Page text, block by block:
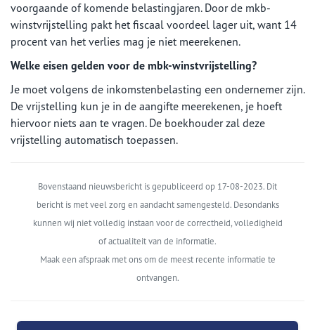
voorgaande of komende belastingjaren. Door de mkb-
winstvrijstelling pakt het fiscaal voordeel lager uit, want 14
procent van het verlies mag je niet meerekenen.
Welke eisen gelden voor de mbk-winstvrijstelling?
Je moet volgens de inkomstenbelasting een ondernemer zijn.
De vrijstelling kun je in de aangifte meerekenen, je hoeft
hiervoor niets aan te vragen. De boekhouder zal deze
vrijstelling automatisch toepassen.
Bovenstaand nieuwsbericht is gepubliceerd op 17-08-2023. Dit
bericht is met veel zorg en aandacht samengesteld. Desondanks
kunnen wij niet volledig instaan voor de correctheid, volledigheid
of actualiteit van de informatie.
Maak een afspraak met ons om de meest recente informatie te
ontvangen.